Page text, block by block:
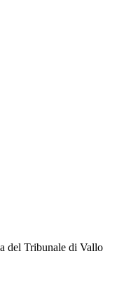
del Tribunale di Vallo